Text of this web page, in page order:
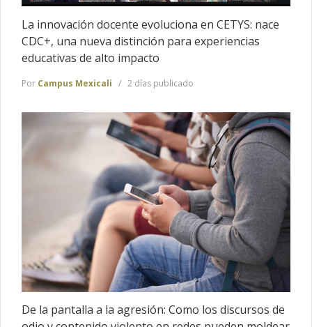
La innovación docente evoluciona en CETYS: nace
CDC+, una nueva distinción para experiencias
educativas de alto impacto
Por Campus Mexicali 2 días publicado
De la pantalla a la agresión: Como los discursos de